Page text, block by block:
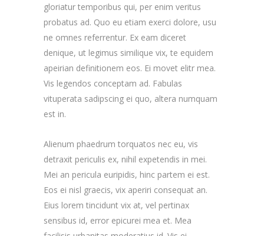
gloriatur temporibus qui, per enim veritus
probatus ad. Quo eu etiam exerci dolore, usu
ne omnes referrentur. Ex eam diceret
denique, ut legimus similique vix, te equidem
apeirian definitionem eos. Ei movet elitr mea.
Vis legendos conceptam ad. Fabulas
vituperata sadipscing ei quo, altera numquam
est in.
Alienum phaedrum torquatos nec eu, vis
detraxit periculis ex, nihil expetendis in mei.
Mei an pericula euripidis, hinc partem ei est.
Eos ei nisl graecis, vix aperiri consequat an.
Eius lorem tincidunt vix at, vel pertinax
sensibus id, error epicurei mea et. Mea